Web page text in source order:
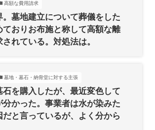
高額な費用請求
。墓地建立について葬儀をした
ておりお布施と称して高額な離
れている。対処法は。
墓地・墓石・納骨堂に対する主張
石を購入したが、最近変色して
分かった。事業者は水が染みた
だと言っているが、よく分から